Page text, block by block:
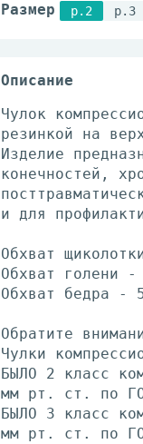
Размер р.2 р.3
Описание
Чулок
резинкой на
Изделие
конечностей,
и для
Обхват
Обхват голени
Обхват бедра -
Обратите
Чулки
БЫЛО 2 класс
мм рт. ст. по
БЫЛО 3 класс
мм рт. ст. по